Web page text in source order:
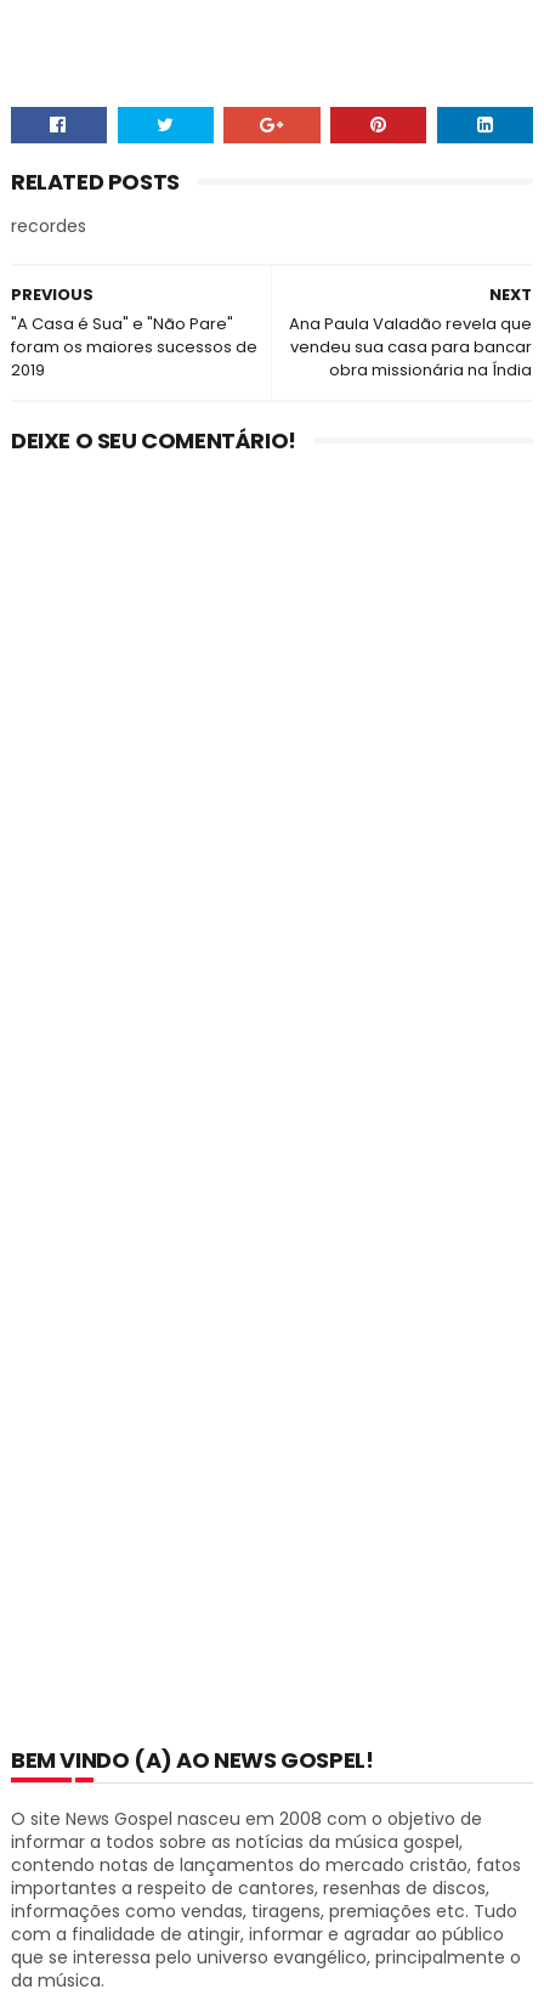
RELATED POSTS
recordes
NEXT
Ana Paula Valadão revela que
vendeu sua casa para bancar
obra missionária na Índia
PREVIOUS
"A Casa é Sua" e "Não Pare"
foram os maiores sucessos de
2019
DEIXE O SEU COMENTÁRIO!
BEM VINDO (A) AO NEWS GOSPEL!
O site News Gospel nasceu em 2008 com o objetivo de
informar a todos sobre as notícias da música gospel,
contendo notas de lançamentos do mercado cristão, fatos
importantes a respeito de cantores, resenhas de discos,
informações como vendas, tiragens, premiações etc. Tudo
com a finalidade de atingir, informar e agradar ao público
que se interessa pelo universo evangélico, principalmente o
da música.